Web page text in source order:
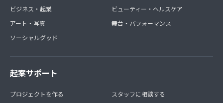
ビジネス・起業
アート・写真
ソーシャルグッド
ビューティー・ヘルスケア
舞台・パフォーマンス
起案サポート
プロジェクトを作る
スタッフに相談する